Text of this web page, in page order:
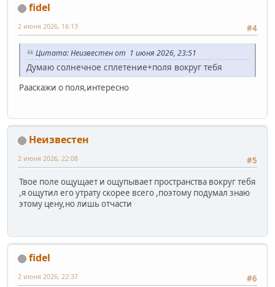
fidel
#4
2 июня 2026, 16:13
Цитата: Неизвестен от 1 июня 2026, 23:51
Думаю солнечное сплетение+поля вокруг тебя
Рааскажи о поля,интересно
Неизвестен
#5
2 июня 2026, 22:08
Твое поле ощущает и ощупывает пространства вокруг тебя
,я ощутил его утрату скорее всего ,поэтому подумал знаю
этому цену,но лишь отчасти
fidel
#6
2 июня 2026, 22:37